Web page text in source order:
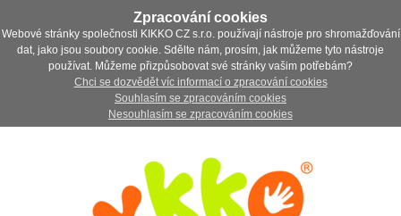
Zpracování cookies
Webové stránky společnosti KIKKO CZ s.r.o. používají nástroje pro shromažďování
dat, jako jsou soubory cookie. Sdělte nám, prosím, jak můžeme tyto nástroje
používat. Můžeme přizpůsobovat své stránky vašim potřebám?
Chci se dozvědět víc informací o zpracování cookies
Souhlasím se zpracováním cookies
Nesouhlasím se zpracováním cookies